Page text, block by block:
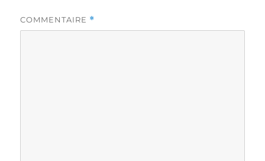
COMMENTAIRE *